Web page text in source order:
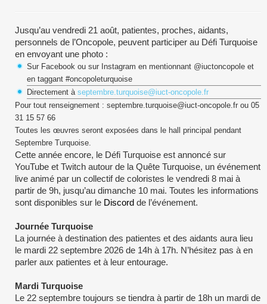
Jusqu’au vendredi 21 août, patientes, proches, aidants,
personnels de l’Oncopole, peuvent participer au Défi Turquoise
en envoyant une photo :
Sur Facebook ou sur Instagram en mentionnant @iuctoncopole et
en taggant #oncopoleturquoise
Directement à septembre.turquoise@iuct-oncopole.fr
Pour tout renseignement : septembre.turquoise@iuct-oncopole.fr ou 05
31 15 57 66
Toutes les œuvres seront exposées dans le hall principal pendant
Septembre Turquoise.
Cette année encore, le Défi Turquoise est annoncé sur
YouTube et Twitch autour de la Quête Turquoise, un événement
live animé par un collectif de coloristes le vendredi 8 mai à
partir de 9h, jusqu’au dimanche 10 mai. Toutes les informations
sont disponibles sur le Discord de l’événement.
Journée Turquoise
La journée à destination des patientes et des aidants aura lieu
le mardi 22 septembre 2026 de 14h à 17h. N’hésitez pas à en
parler aux patientes et à leur entourage.
Mardi Turquoise
Le 22 septembre toujours se tiendra à partir de 18h un mardi de